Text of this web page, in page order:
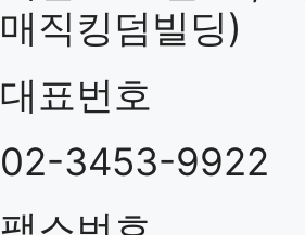
매직킹덤빌딩)
대표번호
02-3453-9922